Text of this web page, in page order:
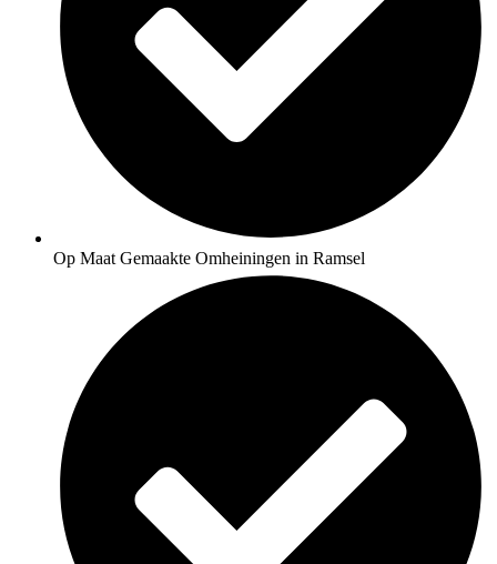
Op Maat Gemaakte Omheiningen in Ramsel